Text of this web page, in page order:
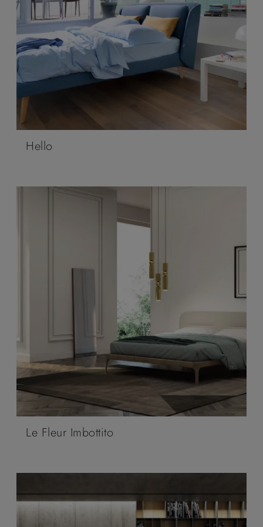
Hello
Le Fleur Imbottito